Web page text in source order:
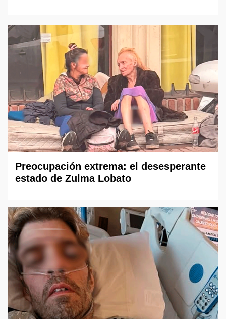
Preocupación extrema: el desesperante
estado de Zulma Lobato